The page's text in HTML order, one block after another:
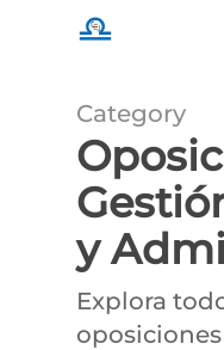
Category
y
Explora